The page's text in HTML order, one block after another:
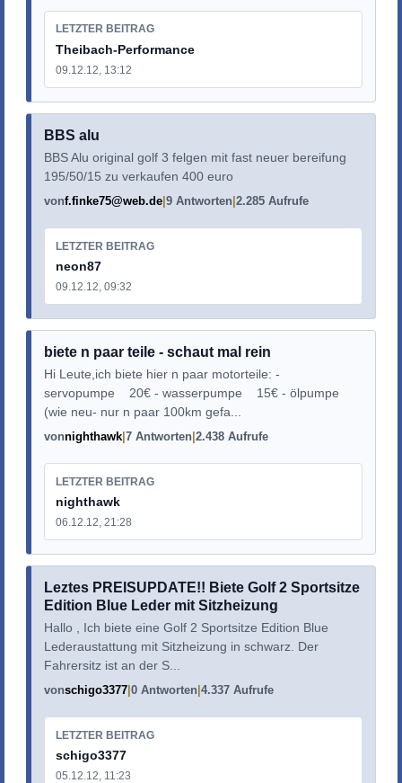
LETZTER BEITRAG
Theibach-Performance
09.12.12, 13:12
BBS alu
BBS Alu original golf 3 felgen mit fast neuer bereifung
195/50/15 zu verkaufen 400 euro
vonf.finke75@web.de 9 Antworten 2.285 Aufrufe
LETZTER BEITRAG
neon87
09.12.12, 09:32
biete n paar teile - schaut mal rein
Hi Leute,ich biete hier n paar motorteile: -
servopumpe 20€ - wasserpumpe 15€ - ölpumpe
(wie neu- nur n paar 100km gefa...
vonnighthawk 7 Antworten 2.438 Aufrufe
LETZTER BEITRAG
nighthawk
06.12.12, 21:28
Leztes PREISUPDATE!! Biete Golf 2 Sportsitze
Edition Blue Leder mit Sitzheizung
Hallo , Ich biete eine Golf 2 Sportsitze Edition Blue
Lederaustattung mit Sitzheizung in schwarz. Der
Fahrersitz ist an der S...
vonschigo3377 0 Antworten 4.337 Aufrufe
LETZTER BEITRAG
schigo3377
05.12.12, 11:23